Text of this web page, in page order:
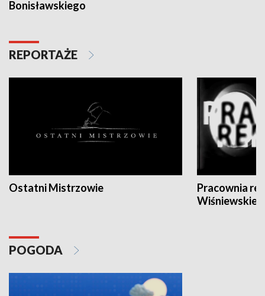
Bonisławskiego
REPORTAŻE
Ostatni Mistrzowie
Pracownia
POGODA